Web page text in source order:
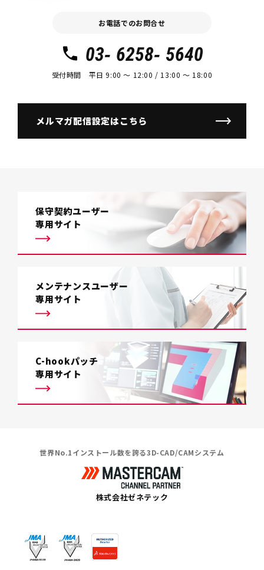
お電話でのお問合せ
03- 6258- 5640
受付時間 平日 9:00 〜 12:00 / 13:00 〜 18:00
メルマガ配信設定はこちら
保守契約ユーザー
専用サイト
メンテナンスユーザー
専用サイト
C-hookパッチ
専用サイト
世界No.1インストール数を誇る3D-CAD/CAMシステム
株式会社ゼネテック